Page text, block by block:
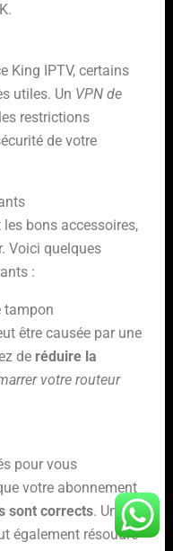
King IPTV, certains
utiles. Un VPN de
restrictions
de votre
bons accessoires,
Voici quelques
:
tampon
être causée par une
de réduire la
votre routeur
pour vous
votre abonnement
sont corrects. Un
également résoudre